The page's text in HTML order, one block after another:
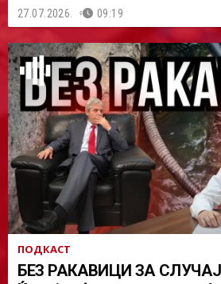
27.07.2026. 09:19
ПОДКАСТ
БЕЗ РАКАВИЦИ ЗА